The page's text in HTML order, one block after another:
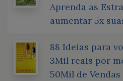
Aprenda as
aumentar 5x
88 Ideias para
3Mil reais por
50Mil de